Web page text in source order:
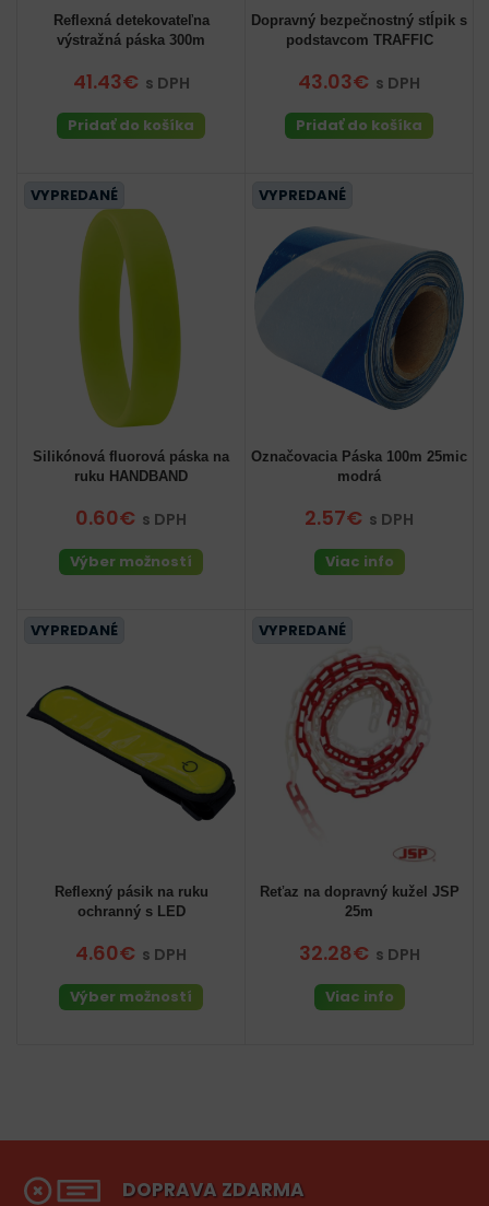
Reflexná detekovateľna
výstražná páska 300m
41.43€ s DPH
Pridať do košíka
Dopravný bezpečnostný stĺpik s
podstavcom TRAFFIC
43.03€ s DPH
Pridať do košíka
VYPREDANÉ
Silikónová fluorová páska na
ruku HANDBAND
0.60€ s DPH
Výber možností
VYPREDANÉ
Označovacia Páska 100m 25mic
modrá
2.57€ s DPH
Viac info
VYPREDANÉ
Reflexný pásik na ruku
ochranný s LED
4.60€ s DPH
Výber možností
VYPREDANÉ
Reťaz na dopravný kužel JSP
25m
32.28€ s DPH
Viac info
DOPRAVA ZDARMA